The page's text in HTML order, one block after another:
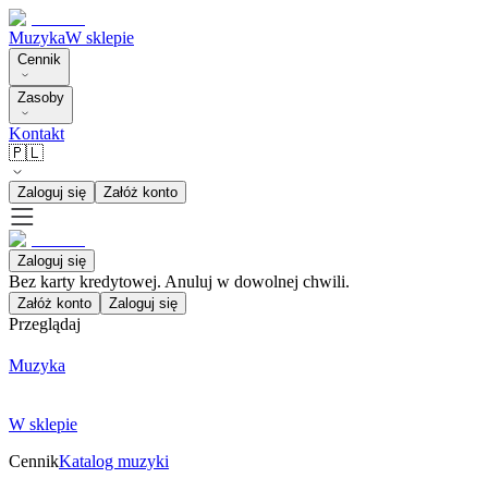
MuzykaW sklepie
Cennik
Zasoby
Kontakt
🇵🇱
Zaloguj się Załóż konto
Zaloguj się
Bez karty kredytowej. Anuluj w dowolnej chwili.
Załóż konto Zaloguj się
Przeglądaj
Muzyka
W sklepie
CennikKatalog muzyki